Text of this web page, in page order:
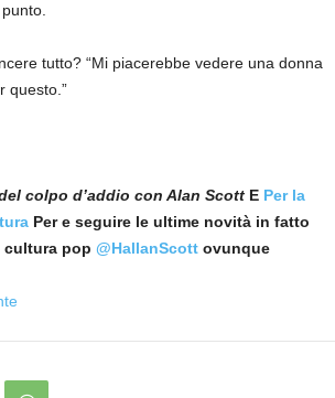
tutto? “Mi piacerebbe vedere una donna
questo.”
colpo d’addio con Alan Scott E Per la
Per e seguire le ultime novità in fatto
cultura pop @HallanScott ovunque